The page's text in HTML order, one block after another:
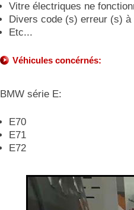
Vitre électriques ne
Divers code (s) erreur (s)
Etc...
Véhicules concérnés:
BMW série E:
E70
E71
E72